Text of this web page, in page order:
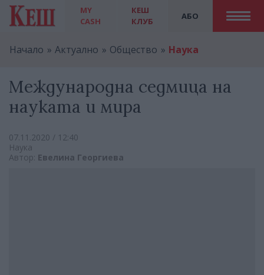
MY
CASH
АБО
КЕШ
КЛУБ
Начало Актуално Общество Наука
Международна седмица на
науката и мира
07.11.2020 / 12:40
Наука
Автор: Евелина Георгиева